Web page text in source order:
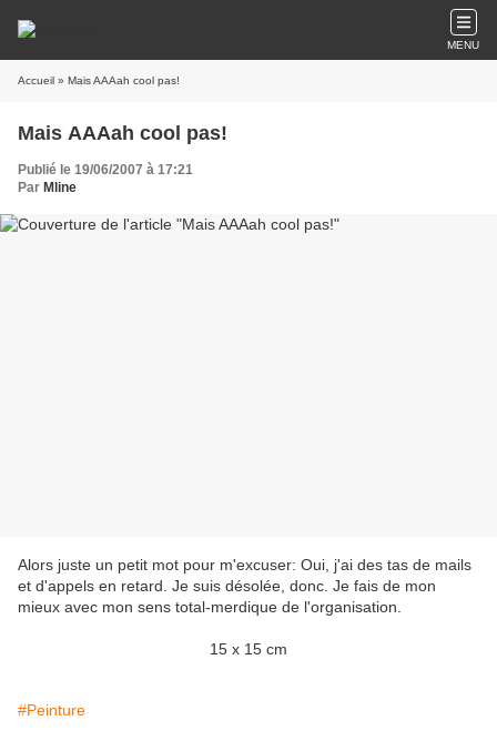
MENU
Accueil » Mais AAAah cool pas!
Mais AAAah cool pas!
Publié le 19/06/2007 à 17:21
Par Mline
Alors juste un petit mot pour m'excuser: Oui, j'ai des tas de mails
et d'appels en retard. Je suis désolée, donc. Je fais de mon
mieux avec mon sens total-merdique de l'organisation.
15 x 15 cm
#Peinture